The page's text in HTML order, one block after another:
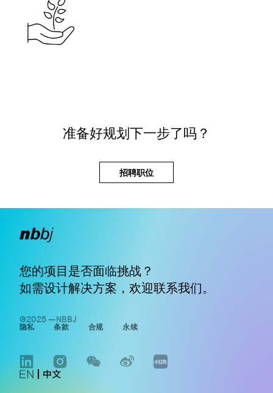
准备好规划下一步了吗？
招聘职位
您的项目是否面临挑战？
如需设计解决方案，欢迎联系我们。
©2025 —NBBJ
隐私 条款 合规 永续
LINKEDININSTAGRAM